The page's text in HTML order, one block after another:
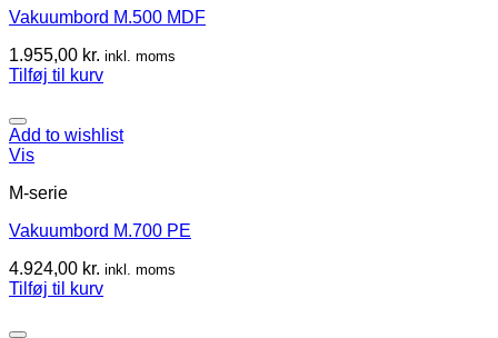
Vakuumbord M.500 MDF
1.955,00 kr. inkl. moms
Tilføj til kurv
Add to wishlist
Vis
M-serie
Vakuumbord M.700 PE
4.924,00 kr. inkl. moms
Tilføj til kurv